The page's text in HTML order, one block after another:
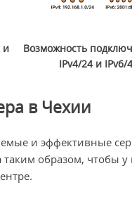
и
Возможность
IPv4/24 и IPv6/
в Чехии
и эффективные
образом, чтобы